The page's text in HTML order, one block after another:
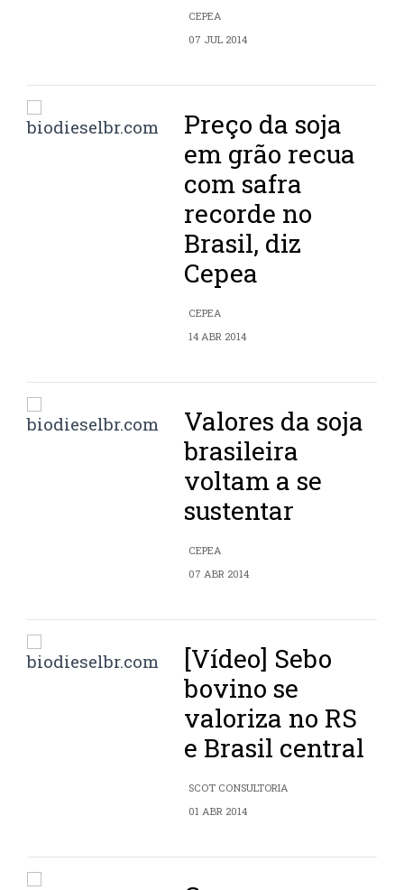
CEPEA
07 JUL 2014
Preço da soja
em grão recua
com safra
recorde no
Brasil, diz
Cepea
CEPEA
14 ABR 2014
Valores da soja
brasileira
voltam a se
sustentar
CEPEA
07 ABR 2014
[Vídeo] Sebo
bovino se
valoriza no RS
e Brasil central
SCOT CONSULTORIA
01 ABR 2014